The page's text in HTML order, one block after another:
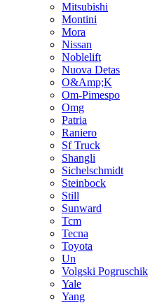
Mitsubishi
Montini
Mora
Nissan
Noblelift
Nuova Detas
O&Amp;K
Om-Pimespo
Omg
Patria
Raniero
Sf Truck
Shangli
Sichelschmidt
Steinbock
Still
Sunward
Tcm
Tecna
Toyota
Un
Volgski Pogruschik
Yale
Yang